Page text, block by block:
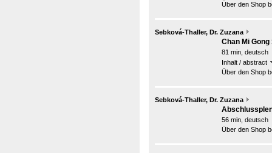
Über den Shop
Sebková-Thaller, Dr. Zuzana
Chan Mi
81 min, deutsch
Inhalt / abstract
Über den Shop
Sebková-Thaller, Dr. Zuzana
56 min, deutsch
Über den Shop